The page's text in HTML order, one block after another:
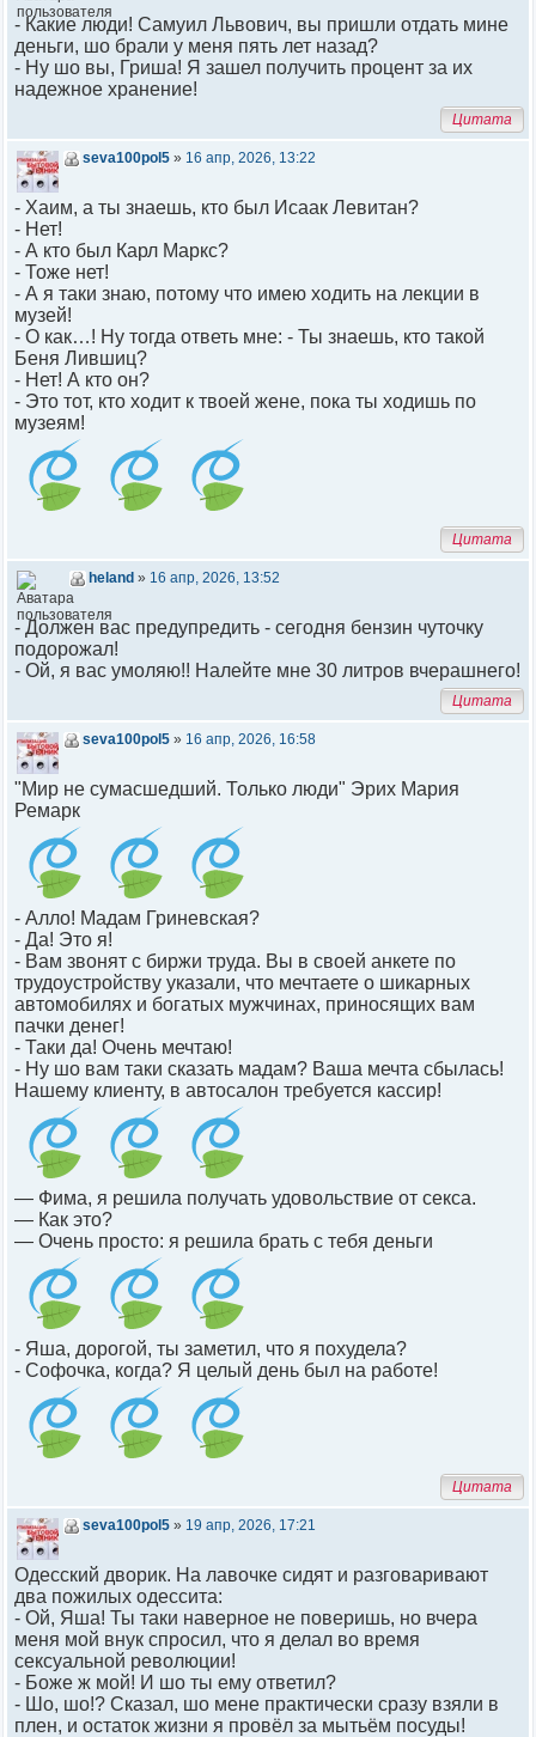
- Какие люди! Самуил Львович, вы пришли отдать мине
деньги, шо брали у меня пять лет назад?
- Ну шо вы, Гриша! Я зашел получить процент за их
надежное хранение!
Цитата
seva100pol5 » 16 апр, 2026, 13:22
- Хаим, а ты знаешь, кто был Исаак Левитан?
- Нет!
- А кто был Карл Маркс?
- Тоже нет!
- А я таки знаю, потому что имею ходить на лекции в
музей!
- О как…! Ну тогда ответь мне: - Ты знаешь, кто такой
Беня Лившиц?
- Нет! А кто он?
- Это тот, кто ходит к твоей жене, пока ты ходишь по
музеям!
Цитата
heland » 16 апр, 2026, 13:52
- Должен вас предупредить - сегодня бензин чуточку
подорожал!
- Ой, я вас умоляю!! Налейте мне 30 литров вчерашнего!
Цитата
seva100pol5 » 16 апр, 2026, 16:58
"Мир не сумасшедший. Только люди" Эрих Мария
Ремарк
- Алло! Мадам Гриневская?
- Да! Это я!
- Вам звонят с биржи труда. Вы в своей анкете по
трудоустройству указали, что мечтаете о шикарных
автомобилях и богатых мужчинах, приносящих вам
пачки денег!
- Таки да! Очень мечтаю!
- Ну шо вам таки сказать мадам? Ваша мечта сбылась!
Нашему клиенту, в автосалон требуется кассир!
— Фима, я решила получать удовольствие от ceкса.
— Как это?
— Очень просто: я решила брать с тебя деньги
- Яша, дорогой, ты заметил, что я похудела?
- Софочка, когда? Я целый день был на работе!
Цитата
seva100pol5 » 19 апр, 2026, 17:21
Одесский дворик. На лавочке сидят и разговаривают
два пожилых одессита:
- Ой, Яша! Ты таки наверное не поверишь, но вчера
меня мой внук спросил, что я делал во время
сексуальной революции!
- Боже ж мой! И шо ты ему ответил?
- Шо, шо!? Сказал, шо мене практически сразу взяли в
плен, и остаток жизни я провёл за мытьём посуды!